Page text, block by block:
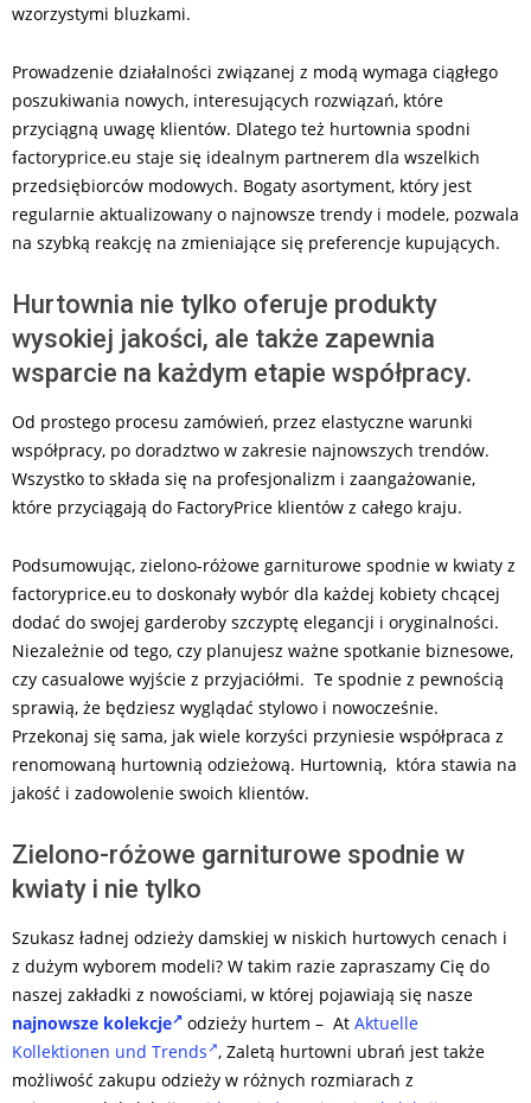
wzorzystymi bluzkami.
Prowadzenie działalności związanej z modą wymaga ciągłego
poszukiwania nowych, interesujących rozwiązań, które
przyciągną uwagę klientów. Dlatego też hurtownia spodni
factoryprice.eu staje się idealnym partnerem dla wszelkich
przedsiębiorców modowych. Bogaty asortyment, który jest
regularnie aktualizowany o najnowsze trendy i modele, pozwala
na szybką reakcję na zmieniające się preferencje kupujących.
Hurtownia nie tylko oferuje produkty
wysokiej jakości, ale także zapewnia
wsparcie na każdym etapie współpracy.
Od prostego procesu zamówień, przez elastyczne warunki
współpracy, po doradztwo w zakresie najnowszych trendów.
Wszystko to składa się na profesjonalizm i zaangażowanie,
które przyciągają do FactoryPrice klientów z całego kraju.
Podsumowując, zielono-różowe garniturowe spodnie w kwiaty z
factoryprice.eu to doskonały wybór dla każdej kobiety chcącej
dodać do swojej garderoby szczyptę elegancji i oryginalności.
Niezależnie od tego, czy planujesz ważne spotkanie biznesowe,
czy casualowe wyjście z przyjaciółmi. Te spodnie z pewnością
sprawią, że będziesz wyglądać stylowo i nowocześnie.
Przekonaj się sama, jak wiele korzyści przyniesie współpraca z
renomowaną hurtownią odzieżową. Hurtownią, która stawia na
jakość i zadowolenie swoich klientów.
Zielono-różowe garniturowe spodnie w
kwiaty i nie tylko
Szukasz ładnej odzieży damskiej w niskich hurtowych cenach i
z dużym wyborem modeli? W takim razie zapraszamy Cię do
naszej zakładki z nowościami, w której pojawiają się nasze
najnowsze kolekcje
odzieży hurtem – At Aktuelle
Kollektionen und Trends , Zaletą hurtowni ubrań jest także
możliwość zakupu odzieży w różnych rozmiarach z